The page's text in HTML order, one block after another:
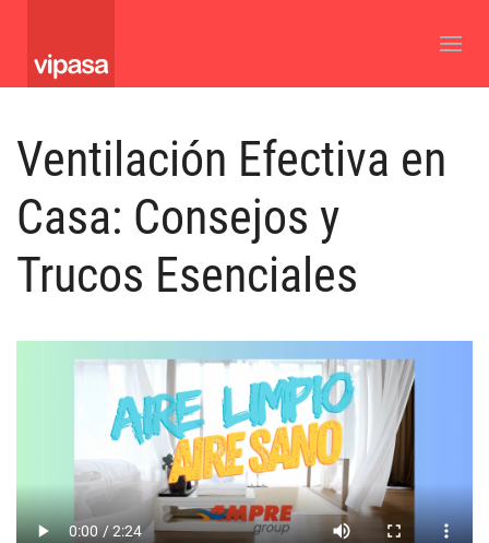
Ventilación Efectiva en
Casa: Consejos y
Trucos Esenciales